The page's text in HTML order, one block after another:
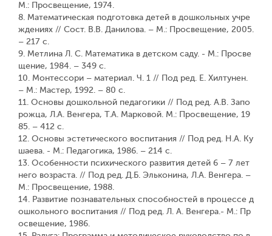
М.: Просвещение, 1974.
8. Математическая подготовка детей в дошкольных учре
ждениях // Сост. В.В. Данилова. – М.: Просвещение, 2005.
– 217 с.
9. Метлина Л. С. Математика в детском саду. - М.: Просве
щение, 1984. – 349 с.
10. Монтессори – материал. Ч. 1 // Под ред. Е. Хилтунен.
– М.: Мастер, 1992. – 80 с.
11. Основы дошкольной педагогики // Под ред. А.В. Запо
рожца, Л.А. Венгера, Т.А. Марковой. М.: Просвещение, 19
85. – 412 с.
12. Основы эстетического воспитания // Под ред. Н.А. Ку
шаева. - М.: Педагогика, 1986. – 214 с.
13. Особенности психического развития детей 6 – 7 лет
него возраста. // Под ред. Д.Б. Эльконина, Л.А. Венгера. –
М.: Просвещение, 1988.
14. Развитие познавательных способностей в процессе д
ошкольного воспитания // Под ред. Л. А. Венгера.- М.: Пр
освещение, 1986.